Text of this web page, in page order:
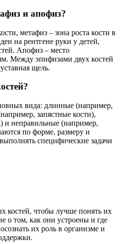
и апофиз?
метафиз – зона роста кости в
на рентгене руки у детей,
Апофиз – место
Между эпифизами двух костей
щель.
вида: длинные (например,
запястные кости),
и неправильные (например,
по форме, размеру и
специфические задачи
костей, чтобы лучше понять их
о том, как они устроены и где
их роль в организме и